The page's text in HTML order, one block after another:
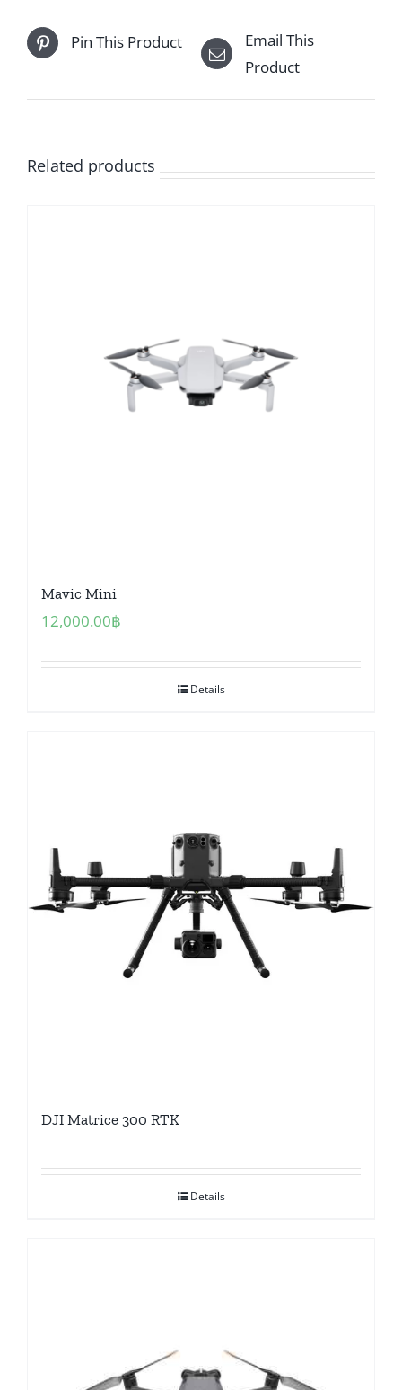
Pin This Product
Email This
Product
Related products
Mavic Mini
12,000.00฿
Details
DJI Matrice 300 RTK
Details